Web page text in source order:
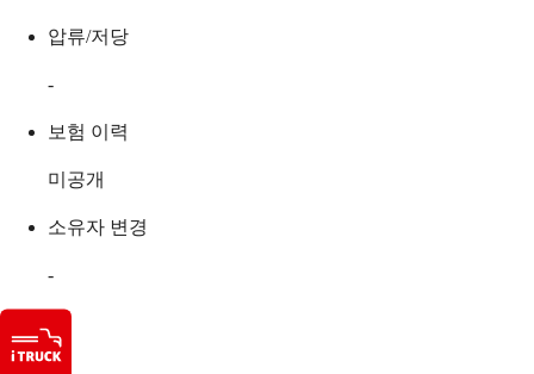
압류/저당
-
보험 이력
미공개
소유자 변경
-